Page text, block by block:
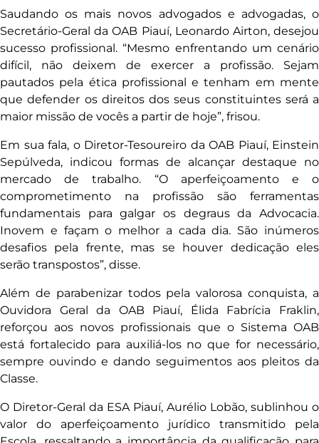
Saudando os mais novos advogados e advogadas, o
Secretário-Geral da OAB Piauí, Leonardo Airton, desejou
sucesso profissional. “Mesmo enfrentando um cenário
difícil, não deixem de exercer a profissão. Sejam
pautados pela ética profissional e tenham em mente
que defender os direitos dos seus constituintes será a
maior missão de vocês a partir de hoje”, frisou.
Em sua fala, o Diretor-Tesoureiro da OAB Piauí, Einstein
Sepúlveda, indicou formas de alcançar destaque no
mercado de trabalho. “O aperfeiçoamento e o
comprometimento na profissão são ferramentas
fundamentais para galgar os degraus da Advocacia.
Inovem e façam o melhor a cada dia. São inúmeros
desafios pela frente, mas se houver dedicação eles
serão transpostos”, disse.
Além de parabenizar todos pela valorosa conquista, a
Ouvidora Geral da OAB Piauí, Élida Fabrícia Fraklin,
reforçou aos novos profissionais que o Sistema OAB
está fortalecido para auxiliá-los no que for necessário,
sempre ouvindo e dando seguimentos aos pleitos da
Classe.
O Diretor-Geral da ESA Piauí, Aurélio Lobão, sublinhou o
valor do aperfeiçoamento jurídico transmitido pela